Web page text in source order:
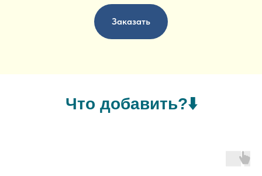
Заказать
Что добавить?⬇️